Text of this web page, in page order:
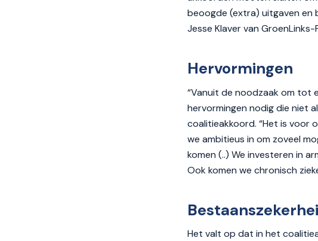
beoogde (extra) uitgaven en
Jesse Klaver van
Hervormingen
“Vanuit de noodzaak om tot
hervormingen nodig die niet
coalitieakkoord. “Het is voor
we ambitieus in om zoveel
komen (..) We investeren in
Ook komen we chronisch
Het valt op dat in het